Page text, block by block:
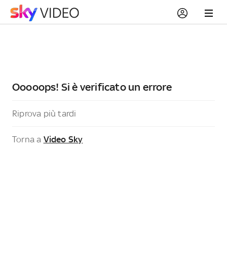
Ooooops! Si è verificato un errore
Riprova più tardi
Torna a Video Sky